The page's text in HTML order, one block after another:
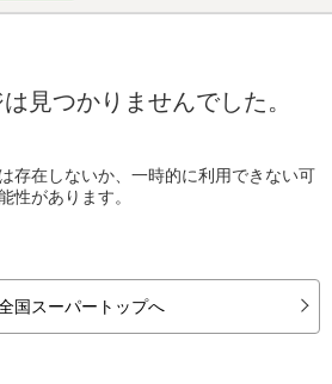
見つかりませんでした。
存在しないか、一時的に利用できない可
性があります。
国スーパートップへ